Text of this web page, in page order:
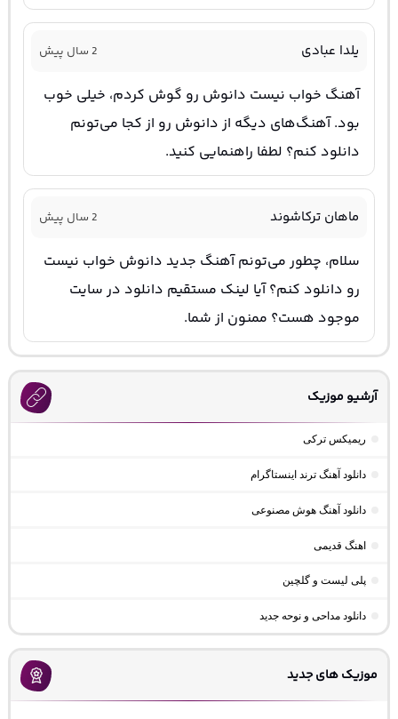
یلدا عبادی 2 سال پیش
آهنگ خواب نیست دانوش رو گوش کردم، خیلی خوب
بود. آهنگ‌های دیگه از دانوش رو از کجا می‌تونم
دانلود کنم؟ لطفا راهنمایی کنید.
ماهان ترکاشوند 2 سال پیش
سلام، چطور می‌تونم آهنگ جدید دانوش خواب نیست
رو دانلود کنم؟ آیا لینک مستقیم دانلود در سایت
موجود هست؟ ممنون از شما.
آرشیو موزیک
ریمیکس ترکی
دانلود آهنگ ترند اینستاگرام
دانلود آهنگ هوش مصنوعی
اهنگ قدیمی
پلی لیست و گلچین
دانلود مداحی و نوحه جدید
موزیک های جدید